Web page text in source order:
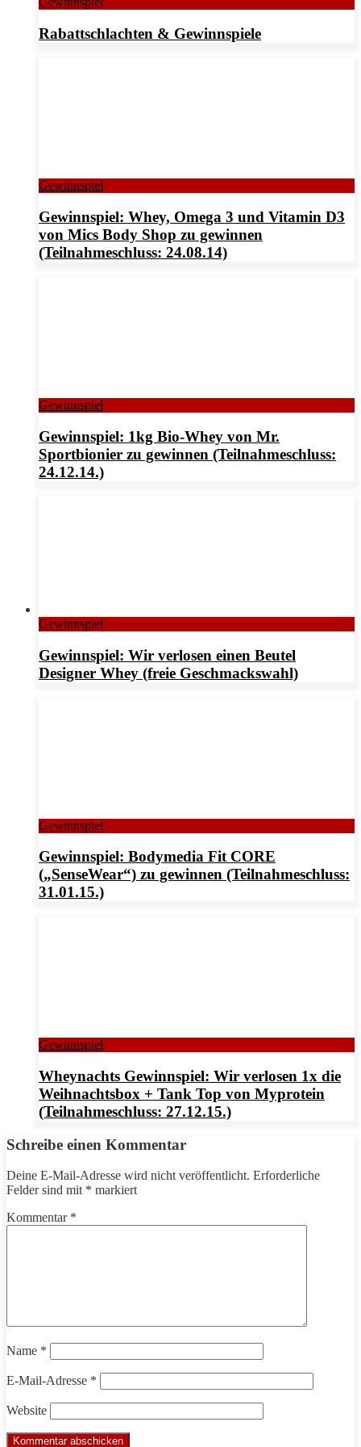
Rabattschlachten & Gewinnspiele
Gewinnspiel
Gewinnspiel: Whey, Omega 3 und Vitamin D3
von Mics Body Shop zu gewinnen
(Teilnahmeschluss: 24.08.14)
Gewinnspiel
Gewinnspiel: 1kg Bio-Whey von Mr.
Sportbionier zu gewinnen (Teilnahmeschluss:
24.12.14.)
Gewinnspiel
Gewinnspiel: Wir verlosen einen Beutel
Designer Whey (freie Geschmackswahl)
Gewinnspiel
Gewinnspiel: Bodymedia Fit CORE
(„SenseWear“) zu gewinnen (Teilnahmeschluss:
31.01.15.)
Gewinnspiel
Wheynachts Gewinnspiel: Wir verlosen 1x die
Weihnachtsbox + Tank Top von Myprotein
(Teilnahmeschluss: 27.12.15.)
Schreibe einen Kommentar
Deine E-Mail-Adresse wird nicht veröffentlicht. Erforderliche
Felder sind mit * markiert
Kommentar *
Name *
E-Mail-Adresse *
Website